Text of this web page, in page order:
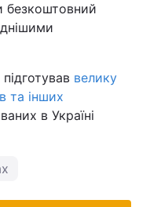
безкоштовний
велику
та інших
в Україні